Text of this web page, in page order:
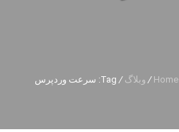
Home
/ وبلاگ / Tag: سرعت وردپرس